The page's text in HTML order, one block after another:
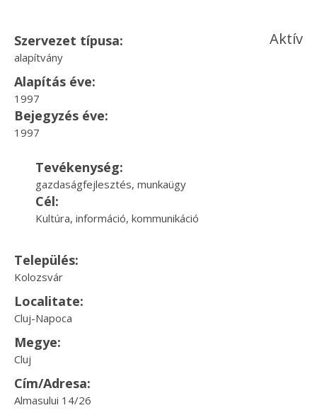
Szervezet típusa:
alapítvány
Aktív
Alapítás éve:
1997
Bejegyzés éve:
1997
Tevékenység:
gazdaságfejlesztés, munkaügy
Cél:
Kultúra, információ, kommunikáció
Település:
Kolozsvár
Localitate:
Cluj-Napoca
Megye:
Cluj
Cím/Adresa:
Almasului 14/26